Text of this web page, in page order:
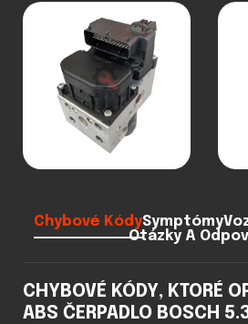
Chybové KódySymptómy
Otázky A
CHYBOVÉ KÓDY, KTORÉ
ABS ČERPADLO BOSCH